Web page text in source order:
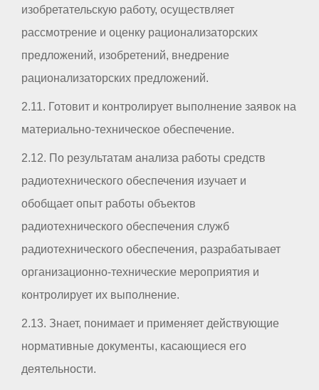
изобретательскую работу, осуществляет
рассмотрение и оценку рационализаторских
предложений, изобретений, внедрение
рационализаторских предложений.
2.11. Готовит и контролирует выполнение заявок на
материально-техническое обеспечение.
2.12. По результатам анализа работы средств
радиотехнического обеспечения изучает и
обобщает опыт работы объектов
радиотехнического обеспечения служб
радиотехнического обеспечения, разрабатывает
организационно-технические мероприятия и
контролирует их выполнение.
2.13. Знает, понимает и применяет действующие
нормативные документы, касающиеся его
деятельности.